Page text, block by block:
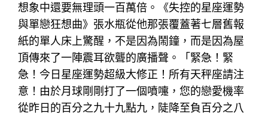
想象中還要無理頭一百萬倍。《失控的星座運勢
與單戀狂想曲》張水瓶從他那張覆蓋著七層舊報
紙的單人床上驚醒，不是因為鬧鐘，而是因為屋
頂傳來了一陣震耳欲聾的廣播聲。「緊急！緊
急！今日星座運勢超級大修正！所有天秤座請注
意！由於月球剛剛打了一個噴嚏，您的戀愛機率
從昨日的百分之九十九點九，陡降至負百分之八